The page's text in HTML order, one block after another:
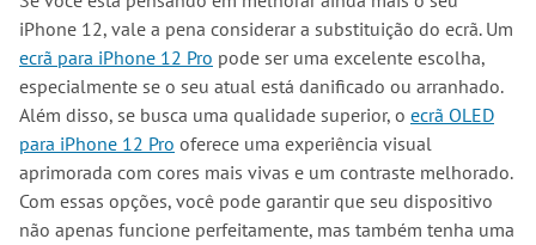
iPhone 12, vale a pena considerar a substituição do ecrã. Um
ecrã para iPhone 12 Pro pode ser uma excelente escolha,
especialmente se o seu atual está danificado ou arranhado.
Além disso, se busca uma qualidade superior, o ecrã OLED
para iPhone 12 Pro oferece uma experiência visual
aprimorada com cores mais vivas e um contraste melhorado.
Com essas opções, você pode garantir que seu dispositivo
não apenas funcione perfeitamente, mas também tenha uma